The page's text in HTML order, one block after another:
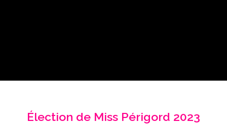
Élection de Miss Périgord 2023